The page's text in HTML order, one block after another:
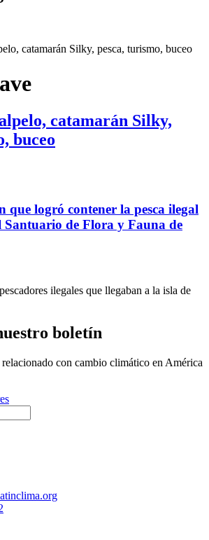
catamarán Silky, pesca, turismo, buceo
catamarán Silky,
buceo
que logró contener la pesca ilegal
Santuario de Flora y Fauna de
ilegales que llegaban a la isla de
boletín
con cambio climático en América